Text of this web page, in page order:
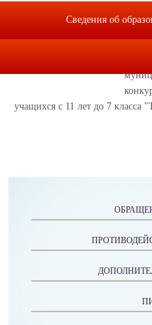
10
учащихся с 11 лет до 7 класса
Сведения об